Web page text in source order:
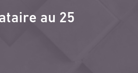
au 25